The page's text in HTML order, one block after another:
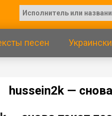
песен
​hussеin2k — cнoвa